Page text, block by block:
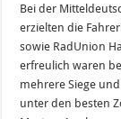
Bei der
erzielten die
sowie RadUnion
erfreulich waren
mehrere Siege
unter den besten